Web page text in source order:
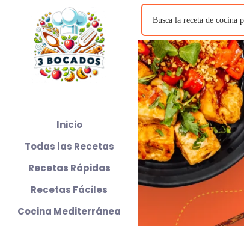
Inicio
Todas las Recetas
Recetas Rápidas
Recetas Fáciles
Cocina Mediterránea